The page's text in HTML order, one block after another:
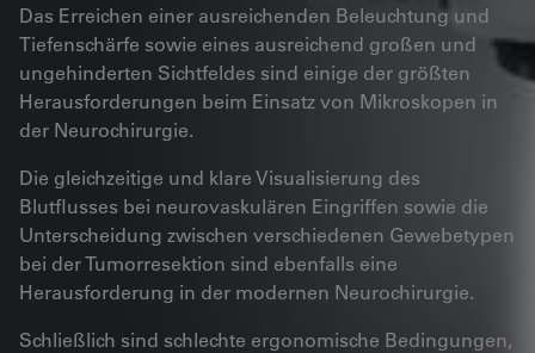
Das Erreichen einer ausreichenden Beleuchtung und
Tiefenschärfe sowie eines ausreichend großen und
ungehinderten Sichtfeldes sind einige der größten
Herausforderungen beim Einsatz von Mikroskopen in
der Neurochirurgie.
Die gleichzeitige und klare Visualisierung des
Blutflusses bei neurovaskulären Eingriffen sowie die
Unterscheidung zwischen verschiedenen Gewebetypen
bei der Tumorresektion sind ebenfalls eine
Herausforderung in der modernen Neurochirurgie.
Schließlich sind schlechte ergonomische Bedingungen,